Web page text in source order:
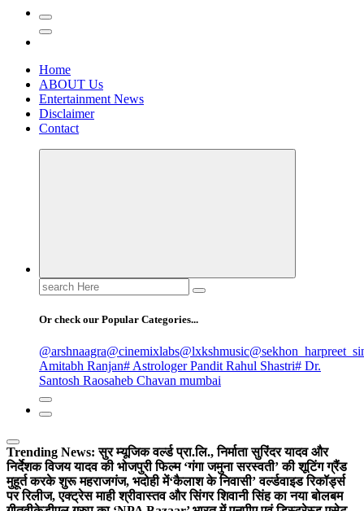
Home
ABOUT Us
Entertainment News
Disclaimer
Contact
Search
for:
Or check our Popular Categories...
@arshnaagra@cinemixlabs@lxkshmusic
Amitabh Ranjan# Astrologer Pandit Rahul Shastri# Dr.
Santosh Raosaheb Chavan mumbai
Trending News: सुर म्यूजिक वर्ल्ड प्रा.लि., निर्माता सुरिंदर यादव और
निर्देशक विजय यादव की भोजपुरी फिल्म ‘गंगा जमुना सरस्वती’ की शूटिंग ग्रैंड
मुहूर्त करके शुरू महराजगंज, भदोही में‘कैलाश के निवासी’ वर्ल्डवाइड रिकॉर्ड्स
पर रिलीज, एक्ट्रेस माही श्रीवास्तव और सिंगर शिवानी सिंह का नया बोलबम